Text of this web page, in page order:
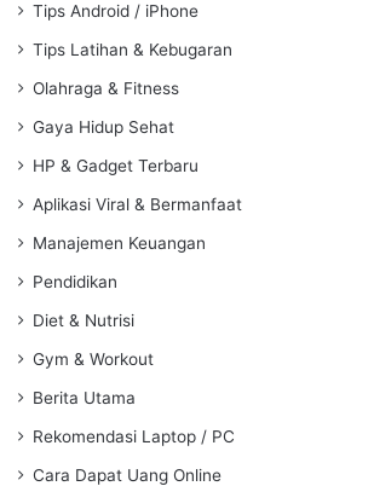
Tips Android / iPhone
Tips Latihan & Kebugaran
Olahraga & Fitness
Gaya Hidup Sehat
HP & Gadget Terbaru
Aplikasi Viral & Bermanfaat
Manajemen Keuangan
Pendidikan
Diet & Nutrisi
Gym & Workout
Berita Utama
Rekomendasi Laptop / PC
Cara Dapat Uang Online